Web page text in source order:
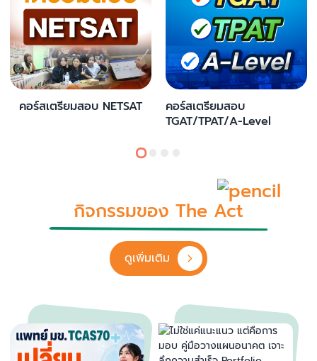
คอร์สเตรียมสอบ NETSAT
คอร์สเตรียมสอบ
TGAT/TPAT/A-Level
กิจกรรมของ The Act
ดูเพิ่มเติม